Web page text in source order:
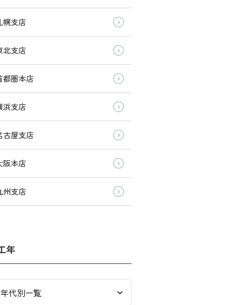
幌支店
北支店
都圏本店
浜支店
古屋支店
阪本店
州支店
年